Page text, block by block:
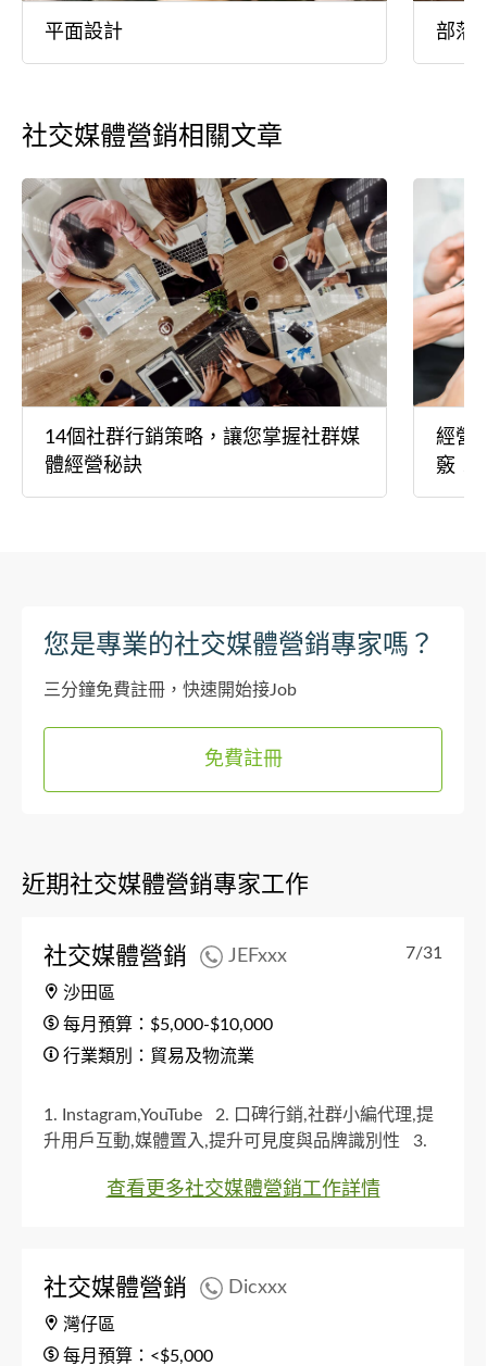
平面設計 部落
社交媒體營銷相關文章
14個社群行銷策略，讓您掌握社群媒
體經營秘訣
經營
竅！
您是專業的社交媒體營銷專家嗎？
三分鐘免費註冊，快速開始接Job
免費註冊
近期社交媒體營銷專家工作
社交媒體營銷 JEFxxx
沙田區
每月預算：$5,000-$10,000
行業類別：貿易及物流業
7/31
1. Instagram,YouTube
2. 口碑行銷,社群小編代理,提
升用戶互動,媒體置入,提升可見度與品牌識別性
3.
查看更多社交媒體營銷工作詳情
社交媒體營銷 Dicxxx
灣仔區
每月預算：<$5,000